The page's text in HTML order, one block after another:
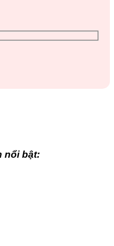
nổi bật: